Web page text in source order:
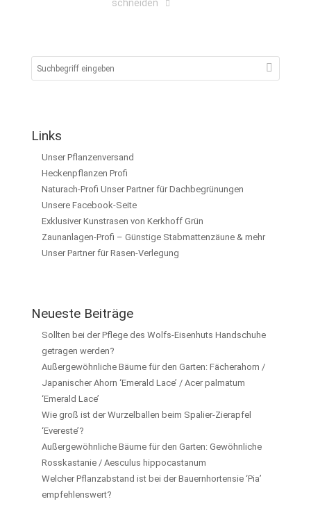
schneiden
Links
Unser Pflanzenversand
Heckenpflanzen Profi
Naturach-Profi Unser Partner für Dachbegrünungen
Unsere Facebook-Seite
Exklusiver Kunstrasen von Kerkhoff Grün
Zaunanlagen-Profi – Günstige Stabmattenzäune & mehr
Unser Partner für Rasen-Verlegung
Neueste Beiträge
Sollten bei der Pflege des Wolfs-Eisenhuts Handschuhe
getragen werden?
Außergewöhnliche Bäume für den Garten: Fächerahorn /
Japanischer Ahorn ‘Emerald Lace’ / Acer palmatum
‘Emerald Lace’
Wie groß ist der Wurzelballen beim Spalier-Zierapfel
‘Evereste’?
Außergewöhnliche Bäume für den Garten: Gewöhnliche
Rosskastanie / Aesculus hippocastanum
Welcher Pflanzabstand ist bei der Bauernhortensie ‘Pia’
empfehlenswert?